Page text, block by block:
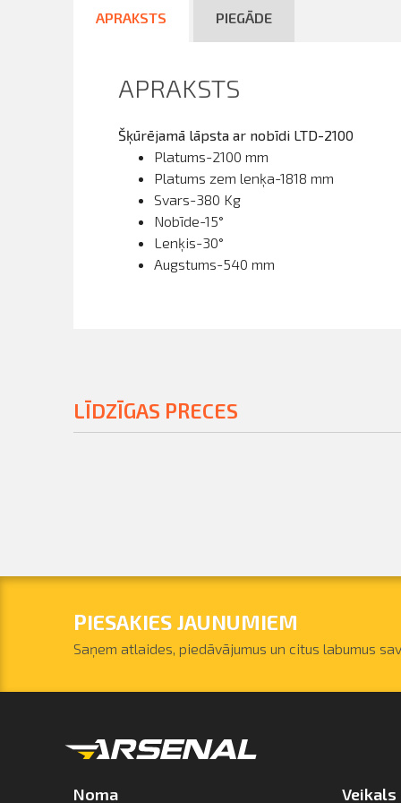
APRAKSTS PIEGĀDE
APRAKSTS
Šķūrējamā lāpsta ar nobīdi LTD-2100
Platums-2100 mm
Platums zem lenķa-1818 mm
Svars-380 Kg
Nobīde-15°
Lenķis-30°
Augstums-540 mm
LĪDZĪGAS PRECES
PIESAKIES JAUNUMIEM
Saņem atlaides, piedāvājumus un citus labumus
Noma Veikals